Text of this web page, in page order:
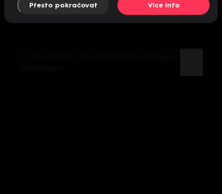
Přesto pokračovat Více info